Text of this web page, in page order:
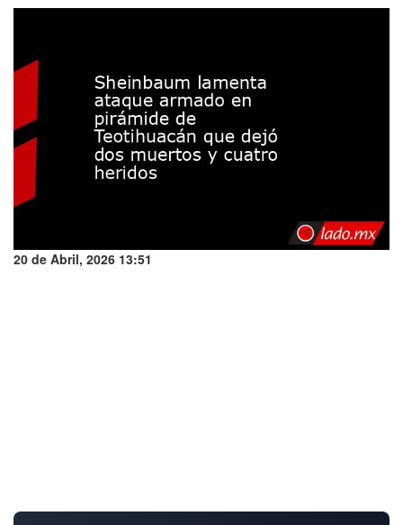
20 de Abril, 2026 13:51